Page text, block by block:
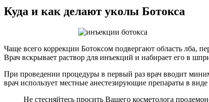
Куда и как делают уколы Ботокса
Чаще всего коррекции Ботоксом подвергают область лба,
Врач вскрывает раствор для инъекций и набирает его в
При проведении процедуры в первый раз врач вводит
врач использует местные анестезирующие препараты в
Не стесняйтесь просить Вашего косметолога